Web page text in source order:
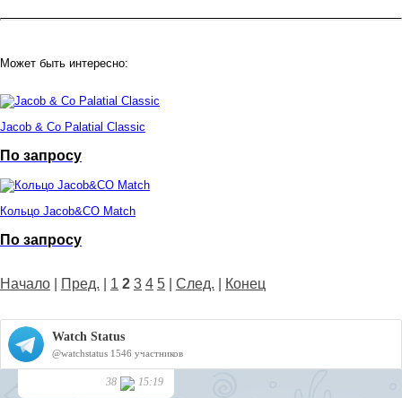
Может быть интересно:
Jacob & Co Palatial Classic
По запросу
Кольцо Jacob&CO Match
По запросу
Начало Пред. 1 2 3 4 5 След. Конец